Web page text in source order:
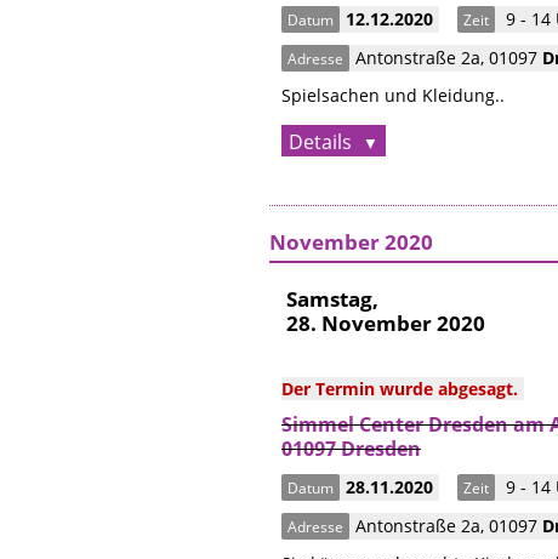
Datum 12.12.2020 Zeit 9 - 14
Adresse Antonstraße 2a, 01097
Spielsachen und Kleidung..
Details
November 2020
Samstag,
28. November 2020
Der Termin wurde abgesagt.
Simmel Center Dresden am
01097 Dresden
Datum 28.11.2020 Zeit 9 - 14
Adresse Antonstraße 2a, 01097